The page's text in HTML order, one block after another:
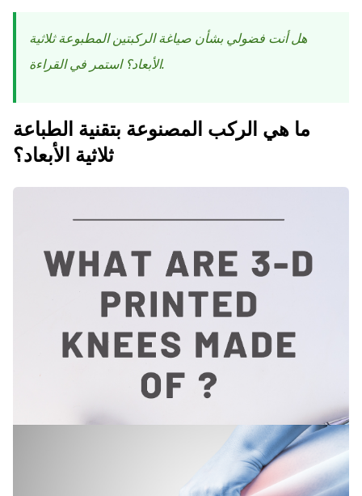
هل أنت فضولي بشأن صياغة الركبتين المطبوعة ثلاثية
الأبعاد؟ استمر في القراءة.
ما هي الركب المصنوعة بتقنية الطباعة
ثلاثية الأبعاد؟